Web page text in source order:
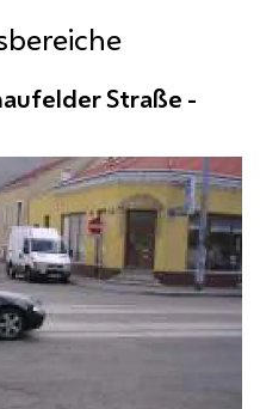
Straße -